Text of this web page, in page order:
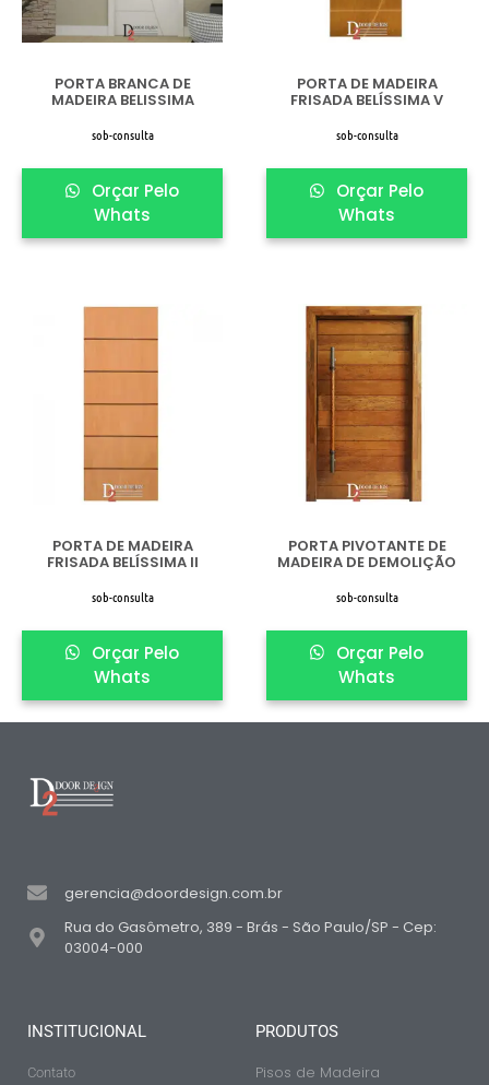
PORTA BRANCA DE
MADEIRA BELISSIMA
sob-consulta
Orçar Pelo
Whats
PORTA DE MADEIRA
FRISADA BELÍSSIMA V
sob-consulta
Orçar Pelo
Whats
PORTA DE MADEIRA
FRISADA BELÍSSIMA II
sob-consulta
Orçar Pelo
Whats
PORTA PIVOTANTE DE
MADEIRA DE DEMOLIÇÃO
sob-consulta
Orçar Pelo
Whats
gerencia@doordesign.com.br
Rua do Gasômetro, 389 - Brás - São Paulo/SP - Cep:
03004-000
INSTITUCIONAL
Contato
PRODUTOS
Pisos de Madeira